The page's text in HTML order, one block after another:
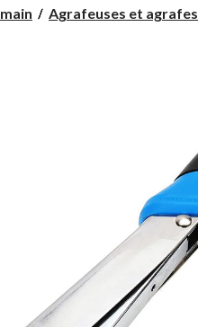
Agrafeuses et agrafes